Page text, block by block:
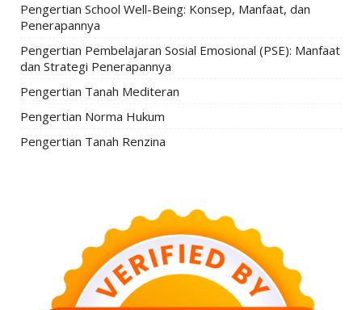
Pengertian School Well-Being: Konsep, Manfaat, dan
Penerapannya
Pengertian Pembelajaran Sosial Emosional (PSE): Manfaat
dan Strategi Penerapannya
Pengertian Tanah Mediteran
Pengertian Norma Hukum
Pengertian Tanah Renzina